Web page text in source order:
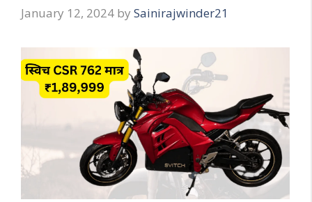
January 12, 2024 by Sainirajwinder21